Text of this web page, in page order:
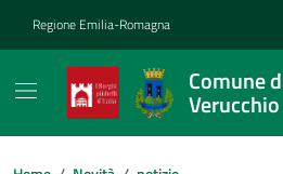
Regione Emilia-Romagna
Comune
Verucchio
Contenuti in